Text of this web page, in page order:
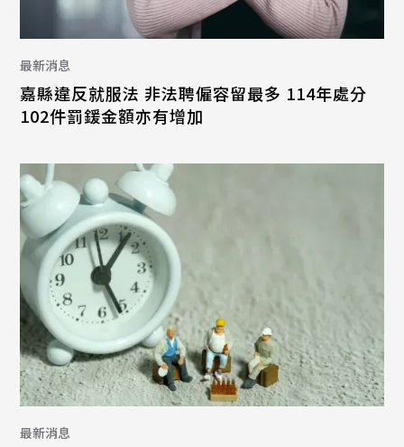
最新消息
嘉縣違反就服法 非法聘僱容留最多 114年處分
102件罰鍰金額亦有增加
最新消息